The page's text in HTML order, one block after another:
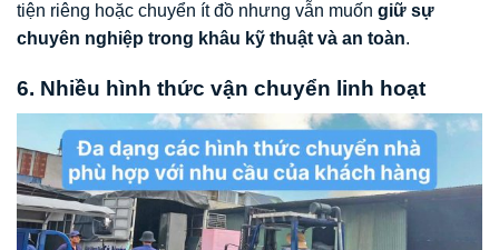
tiện riêng hoặc chuyển ít đồ nhưng vẫn muốn giữ sự
chuyên nghiệp trong khâu kỹ thuật và an toàn.
6. Nhiều hình thức vận chuyển linh hoạt